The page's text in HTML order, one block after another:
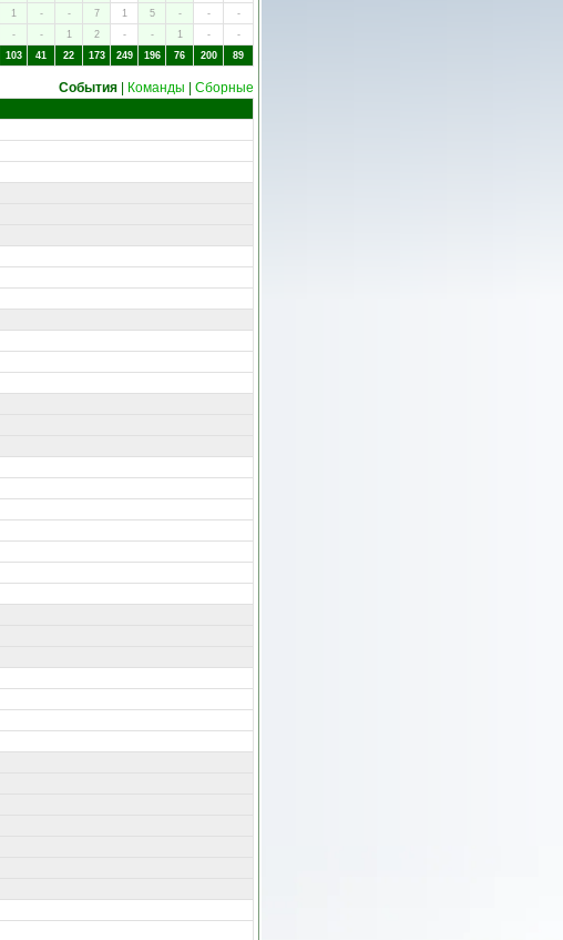
1 - - 7 1 5 - -
-
- - 1 2 - - 1 -
-
103 41 22 173 249 196 76 200 89
События Команды Сборные